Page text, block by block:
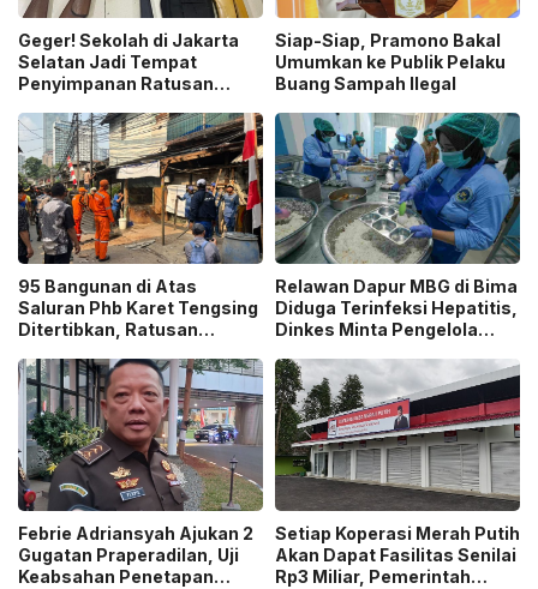
Geger! Sekolah di Jakarta
Selatan Jadi Tempat
Penyimpanan Ratusan
Pemilik
Siap-Siap, Pramono Bakal
Umumkan ke Publik Pelaku
Buang Sampah Ilegal
95 Bangunan di Atas
Saluran Phb Karet Tengsing
Ditertibkan, Ratusan
Dikerahkan
Relawan Dapur MBG di Bima
Diduga Terinfeksi Hepatitis,
Dinkes Minta Pengelola
Febrie Adriansyah Ajukan 2
Gugatan Praperadilan, Uji
Keabsahan Penetapan
Setiap Koperasi Merah Putih
Akan Dapat Fasilitas Senilai
Rp3 Miliar, Pemerintah